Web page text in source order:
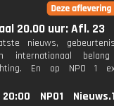
20.00 uur: Afl. 23
nieuws,
internationaal
En op NPO 1
20:00 NPO1